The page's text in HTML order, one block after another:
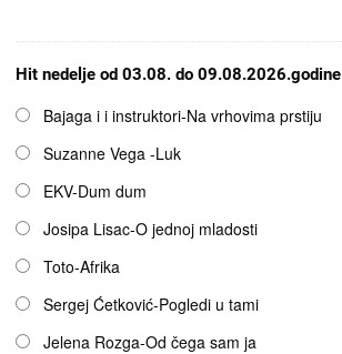
Hit nedelje od 03.08. do 09.08.2026.godine
OpcijeBajaga i i instruktori-Na vrhovima prstiju
Suzanne Vega -Luk
EKV-Dum dum
Josipa Lisac-O jednoj mladosti
Toto-Afrika
Sergej Ćetković-Pogledi u tami
Jelena Rozga-Od čega sam ja